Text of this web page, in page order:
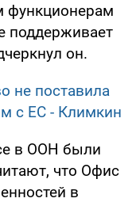
функционерам
поддерживает
он.
не поставила
с ЕС - Климкин
в ООН были
что Офис
в